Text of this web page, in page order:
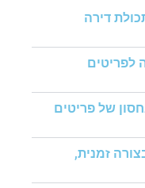
דירה
לפריטים
של פריטים
זמנית,